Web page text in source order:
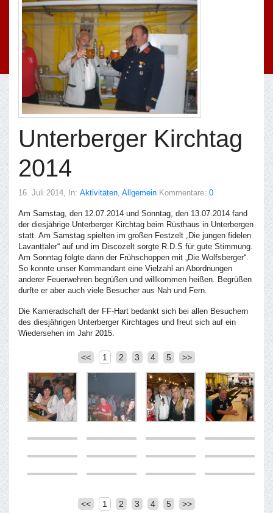
Unterberger Kirchtag
2014
16. Juli 2014, In: Aktivitäten, Allgemein Kommentare: 0
Am Samstag, den 12.07.2014 und Sonntag, den 13.07.2014 fand
der diesjährige Unterberger Kirchtag beim Rüsthaus in Unterbergen
statt. Am Samstag spielten im großen Festzelt „Die jungen fidelen
Lavanttaler“ auf und im Discozelt sorgte R.D.S für gute Stimmung.
Am Sonntag folgte dann der Frühschoppen mit „Die Wolfsberger“.
So konnte unser Kommandant eine Vielzahl an Abordnungen
anderer Feuerwehren begrüßen und willkommen heißen. Begrüßen
durfte er aber auch viele Besucher aus Nah und Fern.
Die Kameradschaft der FF-Hart bedankt sich bei allen Besuchern
des diesjährigen Unterberger Kirchtages und freut sich auf ein
Wiedersehen im Jahr 2015.
<< 1 2 3 4 5 >>
<< 1 2 3 4 5 >>